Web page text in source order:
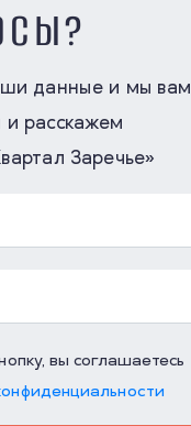
данные и мы вам
и расскажем
Заречье»
вы соглашаетесь